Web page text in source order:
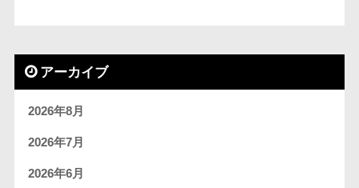
アーカイブ
2026年8月
2026年7月
2026年6月